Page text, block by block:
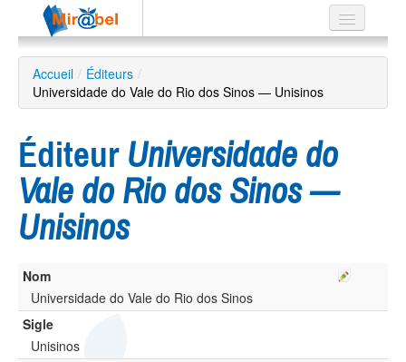
Le réseau
Soutien
Recherche
avancée
ES
?
Accueil / Éditeurs /
Universidade do Vale do Rio dos Sinos — Unisinos
Éditeur Universidade do
Vale do Rio dos Sinos —
Unisinos
Nom
Universidade do Vale do Rio dos Sinos
Sigle
Unisinos